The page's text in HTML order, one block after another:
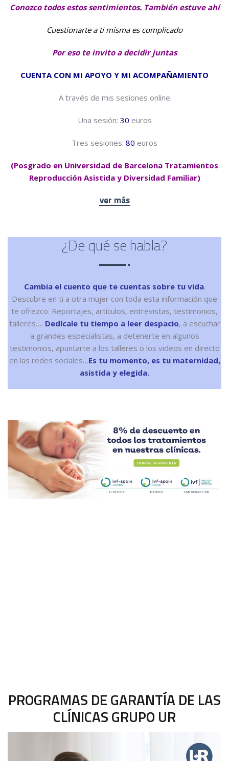
Conozco todos estos sentimientos. También estuve ahí
Cuestionarte a ti misma es complicado
Por eso te invito a decidir juntas
CUENTA CON MI APOYO Y MI ACOMPAÑAMIENTO
A través de mis sesiones online
Una sesión: 30 euros
Tres sesiones: 80 euros
(Posgrado en Universidad de Barcelona Tratamientos
Reproducción Asistida y Diversidad Familiar)
ver más
¿De qué se habla?
Cambia el cuento que te cuentas sobre tu vida.
Descubre en ti a otra mujer con toda esta información que
te ofrezco. Reportajes, artículos, entrevistas, testimonios,
talleres…. Dedícale tu tiempo a leer despacio, a escuchar
a grandes especialistas, a detenerte en algunos
testimonios, apuntarte a los talleres o los videos en directo
en las redes sociales…Es tu momento, es tu maternidad,
asistida y elegida.
PROGRAMAS DE GARANTÍA DE LAS
CLÍNICAS GRUPO UR